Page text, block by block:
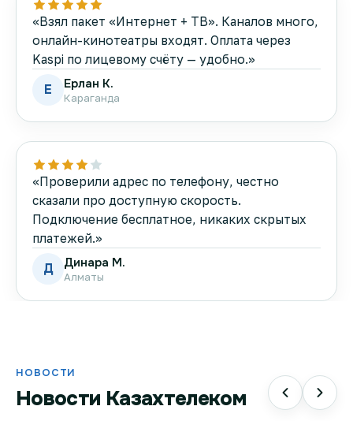
«Взял пакет «Интернет + ТВ». Каналов много,
онлайн-кинотеатры входят. Оплата через
Kaspi по лицевому счёту — удобно.»
Е Ерлан К.
Караганда
«Проверили адрес по телефону, честно
сказали про доступную скорость.
Подключение бесплатное, никаких скрытых
платежей.»
Д Динара М.
Алматы
НОВОСТИ
Новости Казахтелеком